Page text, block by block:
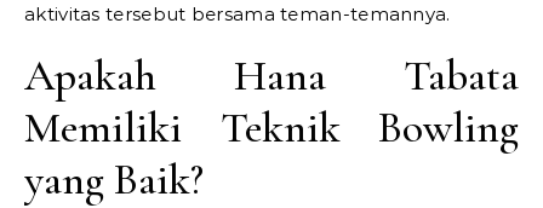
aktivitas tersebut bersama teman-temannya.
Apakah Hana Tabata
Memiliki Teknik Bowling
yang Baik?